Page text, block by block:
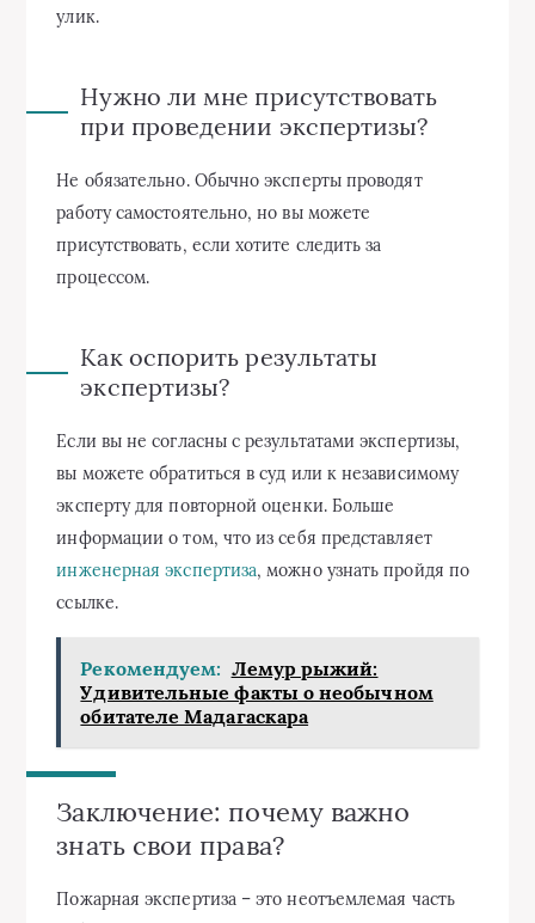
улик.
Нужно ли мне присутствовать
при проведении экспертизы?
Не обязательно. Обычно эксперты проводят
работу самостоятельно, но вы можете
присутствовать, если хотите следить за
процессом.
Как оспорить результаты
экспертизы?
Если вы не согласны с результатами экспертизы,
вы можете обратиться в суд или к независимому
эксперту для повторной оценки. Больше
информации о том, что из себя представляет
инженерная экспертиза, можно узнать пройдя по
ссылке.
Рекомендуем: Лемур рыжий:
Удивительные факты о необычном
обитателе Мадагаскара
Заключение: почему важно
знать свои права?
Пожарная экспертиза – это неотъемлемая часть